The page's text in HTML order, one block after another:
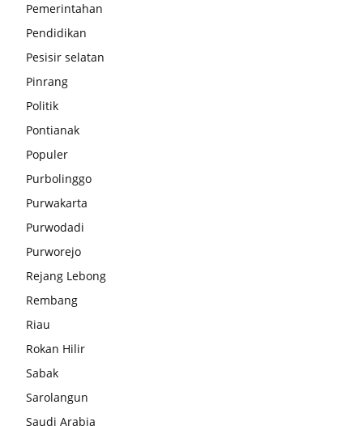
Pemerintahan
Pendidikan
Pesisir selatan
Pinrang
Politik
Pontianak
Populer
Purbolinggo
Purwakarta
Purwodadi
Purworejo
Rejang Lebong
Rembang
Riau
Rokan Hilir
Sabak
Sarolangun
Saudi Arabia